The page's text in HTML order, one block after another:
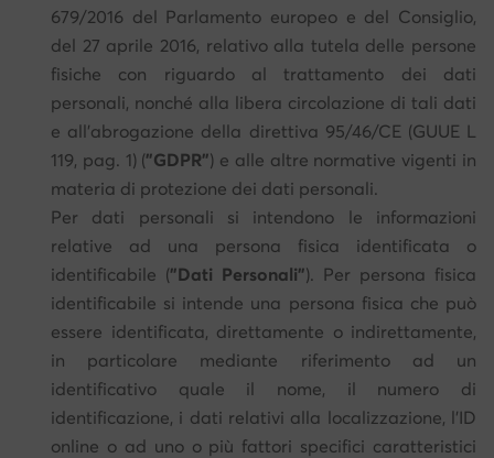
679/2016 del Parlamento europeo e del Consiglio,
del 27 aprile 2016, relativo alla tutela delle persone
fisiche con riguardo al trattamento dei dati
personali, nonché alla libera circolazione di tali dati
e all'abrogazione della direttiva 95/46/CE (GUUE L
119, pag. 1) ("GDPR") e alle altre normative vigenti in
materia di protezione dei dati personali.
Per dati personali si intendono le informazioni
relative ad una persona fisica identificata o
identificabile ("Dati Personali"). Per persona fisica
identificabile si intende una persona fisica che può
essere identificata, direttamente o indirettamente,
in particolare mediante riferimento ad un
identificativo quale il nome, il numero di
identificazione, i dati relativi alla localizzazione, l'ID
online o ad uno o più fattori specifici caratteristici